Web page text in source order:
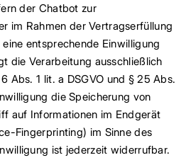
der Chatbot zur
im Rahmen der Vertragserfüllung
entsprechende Einwilligung
die Verarbeitung ausschließlich
Abs. 1 lit. a DSGVO und § 25 Abs.
die Speicherung von
auf Informationen im Endgerät
Fingerprinting) im Sinne des
ist jederzeit widerrufbar.